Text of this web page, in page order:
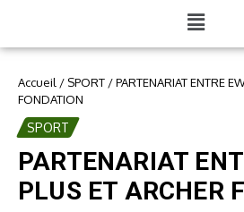
Accueil / SPORT /PARTENARIAT ENTRE
FONDATION
SPORT
PARTENARIAT
PLUS ET ARCHER